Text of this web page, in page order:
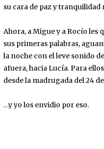
su cara de paz y
Ahora, a Migue y a Rocío les
sus primeras palabras,
la noche con el leve sonido
afuera, hacia Lucía. Para
desde la madrugada del 24
…y yo los envidio por eso.